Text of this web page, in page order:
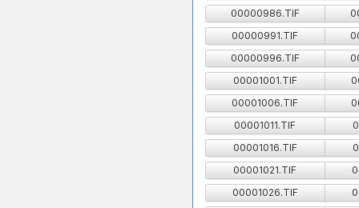
00000986.TIF
00000991.TIF
00000996.TIF
00001001.TIF
00001006.TIF
00001011.TIF
00001016.TIF
00001021.TIF
00001026.TIF